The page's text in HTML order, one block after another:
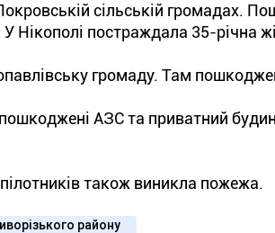
сільській громадах.
Нікополі постраждала 35-річна
громаду. Там
АЗС та приватний
також виникла пожежа.
району